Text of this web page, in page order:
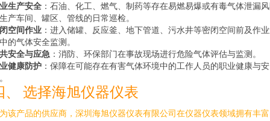
生产安全 ：石油、化工、燃气、制药等存在易燃易爆或有毒气体泄漏
产车间、罐区、管线的日常巡检。
空间作业 ：进入储罐、反应釜、地下管道、污水井等密闭空间前及作
的气体安全监测。
安全与应急 ：消防、环保部门在事故现场进行危险气体评估与监测。
健康防护 ：保障在可能存在有害气体环境中的工作人员的职业健康与安
、 选择海旭仪器仪表
该产品的供应商，深圳海旭仪器仪表有限公司在仪器仪表领域拥有丰